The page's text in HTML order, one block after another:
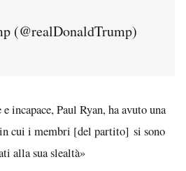
(@realDonaldTrump)
incapace, Paul Ryan, ha avuto una
cui i membri [del partito] si sono
alla sua slealtà»